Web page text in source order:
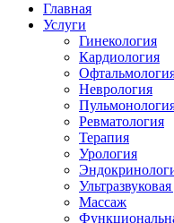
Главная
Услуги
Гинекология
Кардиология
Неврология
Ревматология
Терапия
Урология
Массаж